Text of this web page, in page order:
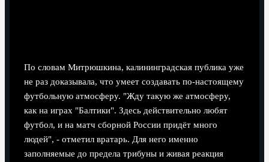
По словам Митрюшкина, калининградская публика уже
не раз доказывала, что умеет создавать по‑настоящему
футбольную атмосферу. "Жду такую же атмосферу,
как на играх "Балтики". Здесь действительно любят
футбол, и на матч сборной России придёт много
людей", - отметил вратарь. Для него именно
заполняемые до предела трибуны и живая реакция